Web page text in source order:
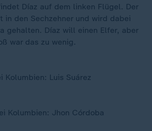
Díaz auf dem linken Flügel. Der
in den Sechzehner und wird dabei
gehalten. Díaz will einen Elfer, aber
war das zu wenig.
Kolumbien: Luis Suárez
Kolumbien: Jhon Córdoba